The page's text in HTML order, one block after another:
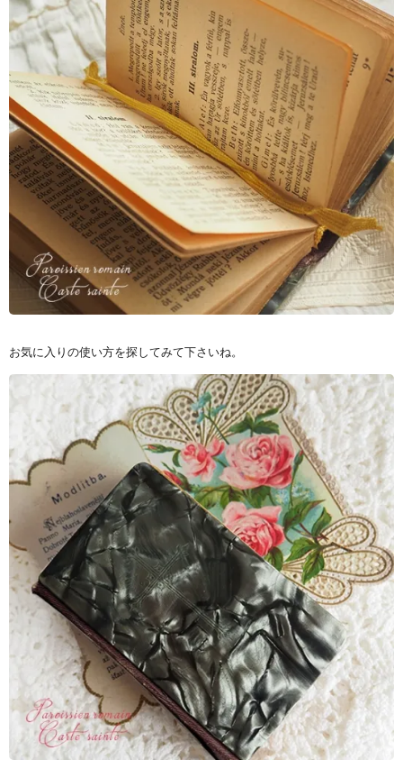
お気に入りの使い方を探してみて下さいね。